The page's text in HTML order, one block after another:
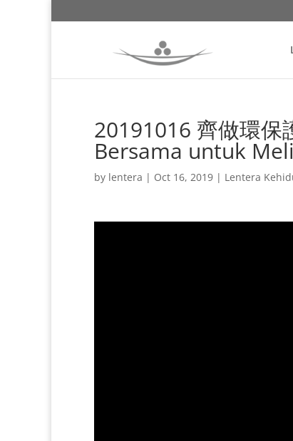
20191016 齊做環
Bersama untuk
by lentera | Oct 16, 2019 | Lentera